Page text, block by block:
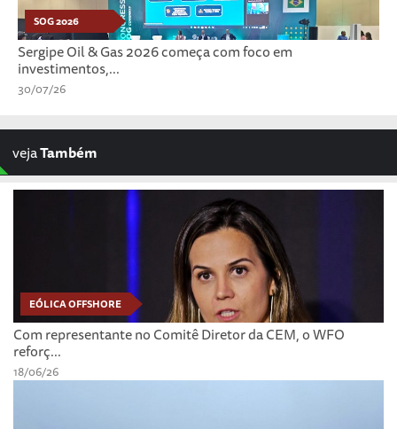
SOG 2026
Sergipe Oil & Gas 2026 começa com foco em
investimentos,...
30/07/26
vejaTambém
EÓLICA OFFSHORE
Com representante no Comitê Diretor da CEM, o WFO
reforç...
18/06/26